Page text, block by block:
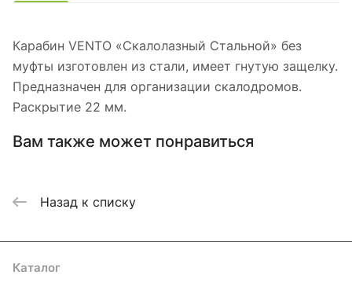
Карабин VENTO «Скалолазный Стальной» без
муфты изготовлен из стали, имеет гнутую защелку.
Предназначен для организации скалодромов.
Раскрытие 22 мм.
Вам также может понравиться
Назад к списку
Каталог